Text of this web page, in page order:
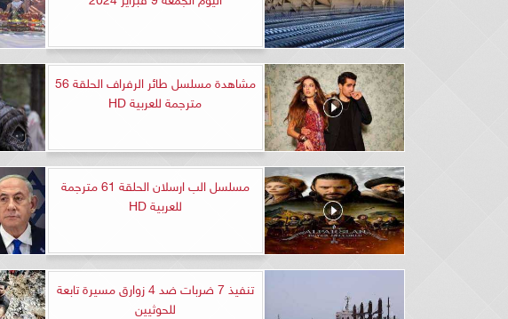
مشاهدة مسلسل طائر الرفراف الحلقة 56
مترجمة للعربية HD
مسلسل الب ارسلان الحلقة 61 مترجمة
للعربية HD
تنفيذ 7 ضربات ضد 4 زوارق مسيرة تابعة
للحوثيين